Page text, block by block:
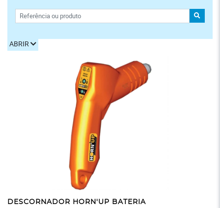
FILTROS
ABRIR
DESCORNADOR HORN'UP BATERIA